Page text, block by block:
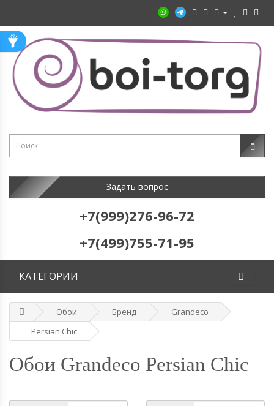
Задать вопрос
+7(999)276-96-72
+7(499)755-71-95
КАТЕГОРИИ
Обои Бренд
Grandeco
Persian Chic
Обои Grandeco Persian Chic